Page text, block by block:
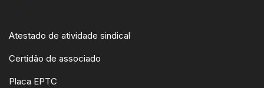
Atestado de atividade sindical
Certidão de associado
Placa EPTC